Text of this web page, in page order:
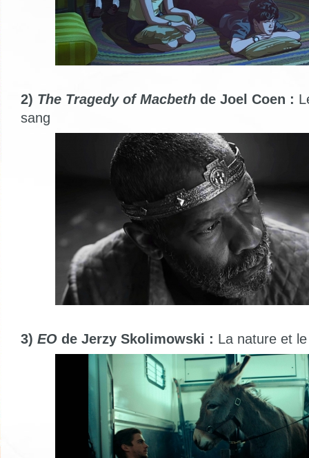
2) The Tragedy of Macbeth de Joel Coen :
sang
3) EO de Jerzy Skolimowski : La nature et